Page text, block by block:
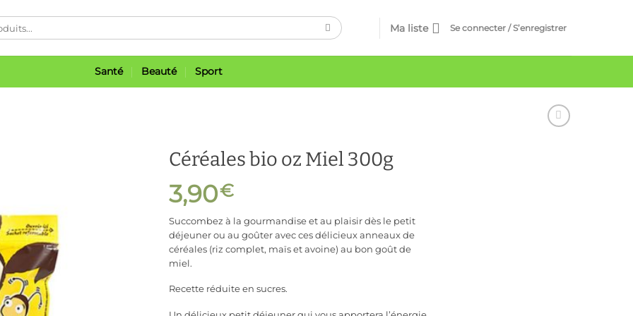
Ma liste Se connecter / S’enregistrer
Santé Beauté Sport
Céréales bio oz Miel 300g
3,90€
Succombez à la gourmandise et au plaisir dès le petit
déjeuner ou au goûter avec ces délicieux anneaux de
céréales (riz complet, maïs et avoine) au bon goût de
miel.
Recette réduite en sucres.